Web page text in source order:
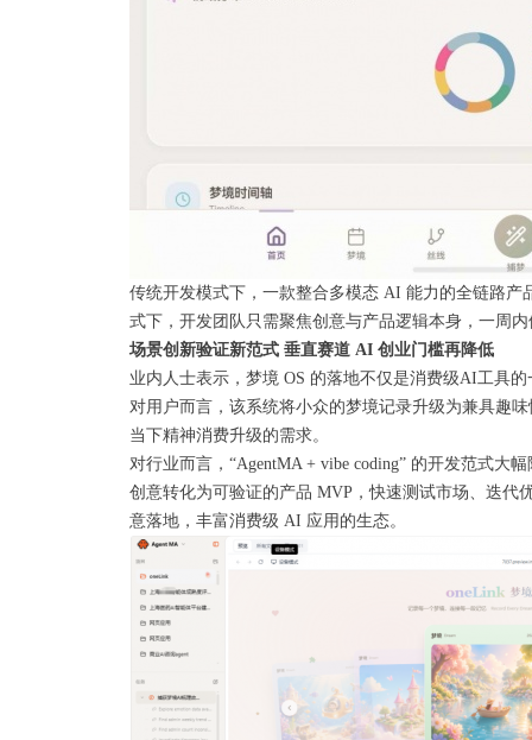
传统开发模式下，一款整合多模态 AI 能力的全链路产
式下，开发团队只需聚焦创意与产品逻辑本身，一周
场景创新验证新范式 垂直赛道 AI 创业门槛再降低
业内人士表示，梦境 OS 的落地不仅是消费级AI工具
对用户而言，该系统将小众的梦境记录升级为兼具趣
当下精神消费升级的需求。
对行业而言，“AgentMA + vibe coding” 的开发范式大
创意转化为可验证的产品 MVP，快速测试市场、迭
意落地，丰富消费级 AI 应用的生态。